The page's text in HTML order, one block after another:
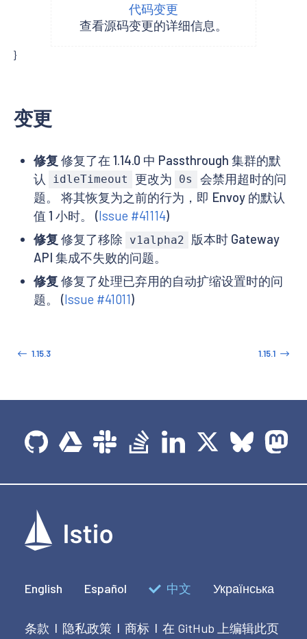
代码变更
查看源码变更的详细信息。
}
变更
修复 修复了在 1.14.0 中 Passthrough 集群的默
认
idleTimeout 更改为 0s
会禁用超时的问
题。 将其恢复为之前的行为，即 Envoy 的默认
值 1 小时。 (Issue #41114)
修复 修复了移除 v1alpha2
版本时 Gateway
API 集成不失败的问题。
修复 修复了处理已弃用的自动扩缩设置时的问
题。 (Issue #41011)
1.15.3 1.15.1
English Español 中文 Українська
条款 | 隐私政策 | 商标 | 在 GitHub 上编辑此页